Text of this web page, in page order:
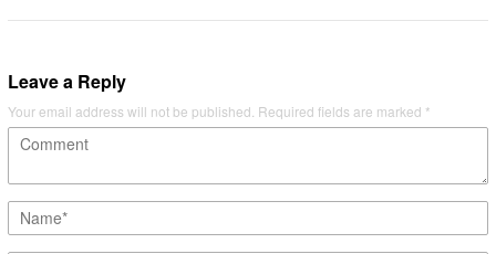
Leave a Reply
Your email address will not be published. Required fields are marked *